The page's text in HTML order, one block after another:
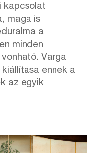
kapcsolat
maga is
a
minden
Varga
ennek a
az egyik